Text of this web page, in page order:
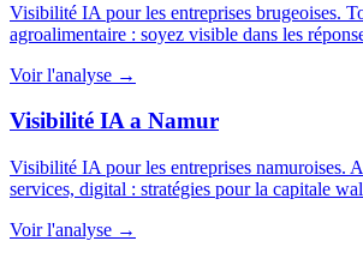
Visibilité IA pour les entreprises brugeoises.
agroalimentaire : soyez visible dans les
Voir l'analyse →
Visibilité IA a Namur
Visibilité IA pour les entreprises namuroises.
services, digital : stratégies pour la capitale
Voir l'analyse →